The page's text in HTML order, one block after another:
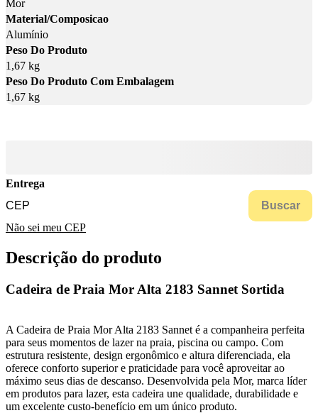
Mor
Material/Composicao
Alumínio
Peso Do Produto
1,67 kg
Peso Do Produto Com Embalagem
1,67 kg
Entrega
Buscar
Não sei meu CEP
Descrição do produto
Cadeira de Praia Mor Alta 2183 Sannet Sortida
A Cadeira de Praia Mor Alta 2183 Sannet é a companheira perfeita
para seus momentos de lazer na praia, piscina ou campo. Com
estrutura resistente, design ergonômico e altura diferenciada, ela
oferece conforto superior e praticidade para você aproveitar ao
máximo seus dias de descanso. Desenvolvida pela Mor, marca líder
em produtos para lazer, esta cadeira une qualidade, durabilidade e
um excelente custo-benefício em um único produto.